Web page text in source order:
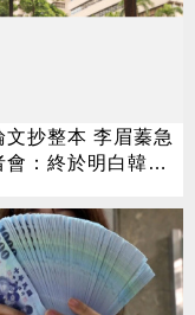
文抄整本 李眉蓁急
會：終於明白韓市